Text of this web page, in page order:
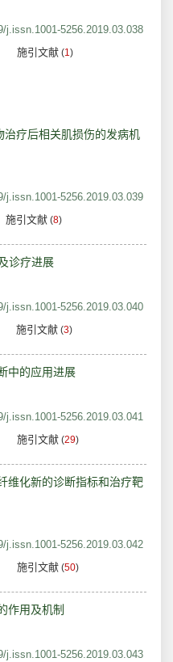
j.issn.1001-5256.2019.03.038
施引文献 (1)
疗后相关肌损伤的发病机
j.issn.1001-5256.2019.03.039
施引文献 (8)
诊疗进展
j.issn.1001-5256.2019.03.040
施引文献 (3)
中的应用进展
j.issn.1001-5256.2019.03.041
施引文献 (29)
维化新的诊断指标和治疗靶
j.issn.1001-5256.2019.03.042
施引文献 (50)
作用及机制
j.issn.1001-5256.2019.03.043